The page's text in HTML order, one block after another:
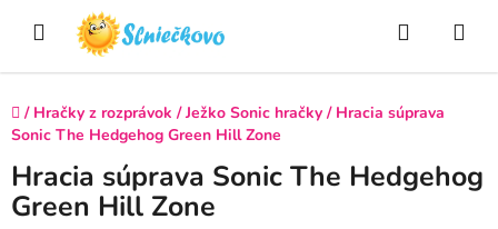
Hľadať
Domov
/ Hračky z rozprávok / Ježko Sonic hračky / Hracia súprava
Sonic The Hedgehog Green Hill Zone
Hracia súprava Sonic The Hedgehog
Green Hill Zone